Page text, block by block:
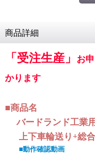
商品詳細
「受注生産」 お
かります
■商品名
バードランド工業
上下車輪送り+総
■動作確認動画